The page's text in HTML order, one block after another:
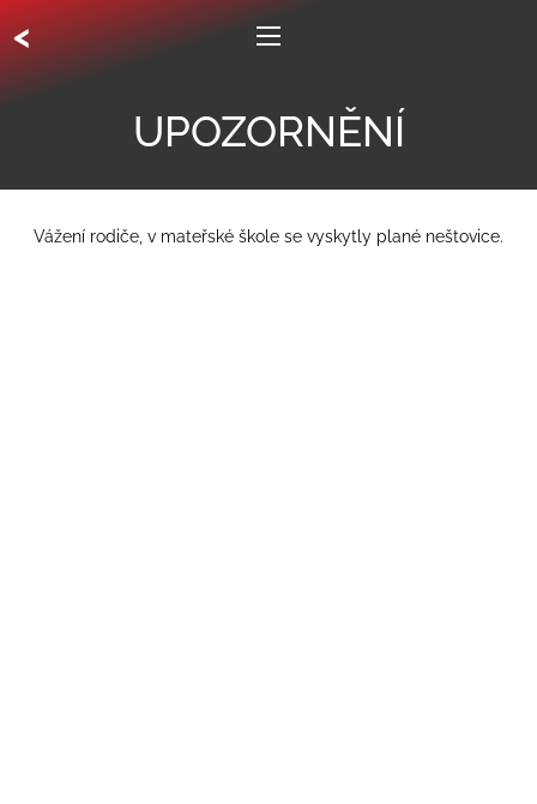
<
UPOZORNĚNÍ
Vážení rodiče, v mateřské škole se vyskytly plané neštovice.